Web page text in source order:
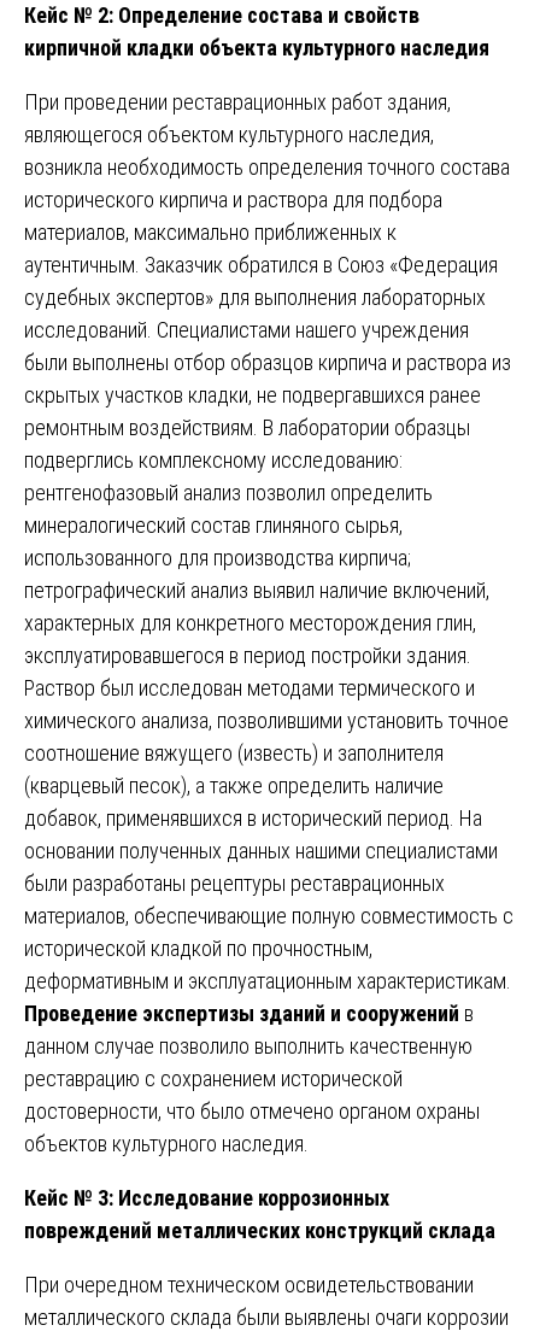
Кейс № 2: Определение состава и свойств
кирпичной кладки объекта культурного наследия
При проведении реставрационных работ здания,
являющегося объектом культурного наследия,
возникла необходимость определения точного состава
исторического кирпича и раствора для подбора
материалов, максимально приближенных к
аутентичным. Заказчик обратился в Союз «Федерация
судебных экспертов» для выполнения лабораторных
исследований. Специалистами нашего учреждения
были выполнены отбор образцов кирпича и раствора из
скрытых участков кладки, не подвергавшихся ранее
ремонтным воздействиям. В лаборатории образцы
подверглись комплексному исследованию:
рентгенофазовый анализ позволил определить
минералогический состав глиняного сырья,
использованного для производства кирпича;
петрографический анализ выявил наличие включений,
характерных для конкретного месторождения глин,
эксплуатировавшегося в период постройки здания.
Раствор был исследован методами термического и
химического анализа, позволившими установить точное
соотношение вяжущего (известь) и заполнителя
(кварцевый песок), а также определить наличие
добавок, применявшихся в исторический период. На
основании полученных данных нашими специалистами
были разработаны рецептуры реставрационных
материалов, обеспечивающие полную совместимость с
исторической кладкой по прочностным,
деформативным и эксплуатационным характеристикам.
Проведение экспертизы зданий и сооружений в
данном случае позволило выполнить качественную
реставрацию с сохранением исторической
достоверности, что было отмечено органом охраны
объектов культурного наследия.
Кейс № 3: Исследование коррозионных
повреждений металлических конструкций склада
При очередном техническом освидетельствовании
металлического склада были выявлены очаги коррозии